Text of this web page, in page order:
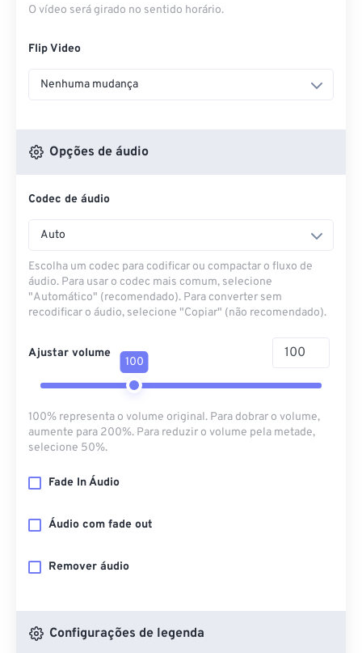
O vídeo será girado no sentido horário.
Flip Video
Nenhuma mudança
Opções de áudio
Codec de áudio
Auto
Escolha um codec para codificar ou compactar o fluxo de
áudio. Para usar o codec mais comum, selecione
"Automático" (recomendado). Para converter sem
recodificar o áudio, selecione "Copiar" (não recomendado).
Ajustar volume
100
100% representa o volume original. Para dobrar o volume,
aumente para 200%. Para reduzir o volume pela metade,
selecione 50%.
Fade In Áudio
Áudio com fade out
Remover áudio
Configurações de legenda